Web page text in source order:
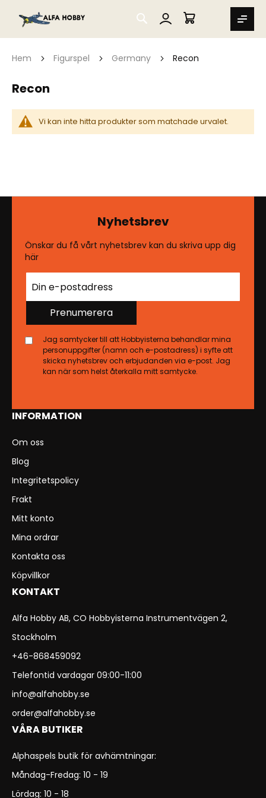
SEARCH
MIN VARUKORG
Hem Figurspel Germany Recon
Recon
Vi kan inte hitta produkter som matchade urvalet.
INFORMATION
Om oss
Blog
Integritetspolicy
Frakt
Mitt konto
Mina ordrar
Kontakta oss
Köpvillkor
KONTAKT
Alfa Hobby AB, CO Hobbyisterna Instrumentvägen 2,
Stockholm
+46-868459092
Telefontid vardagar 09:00-11:00
info@alfahobby.se
order@alfahobby.se
VÅRA BUTIKER
Alphaspels butik för avhämtningar:
Måndag-Fredag: 10 - 19
Lördag: 10 - 18
Nyhetsbrev
Önskar du få vårt nyhetsbrev kan du skriva upp dig
här
Prenumerera
Jag samtycker till att Hobbyisterna behandlar mina
personuppgifter (namn och e-postadress) i syfte att
skicka nyhetsbrev och erbjudanden via e-post. Jag
kan när som helst återkalla mitt samtycke.